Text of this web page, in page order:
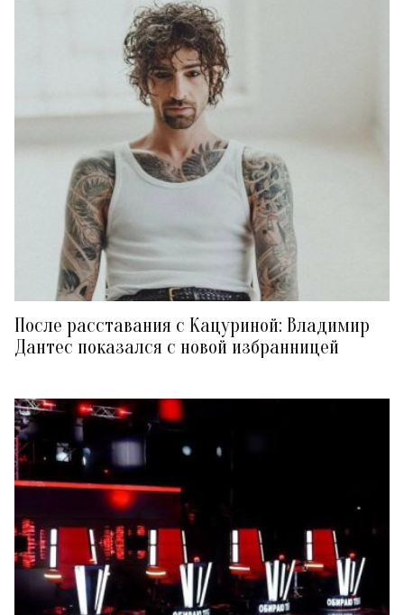
После расставания с Кацуриной: Владимир
Дантес показался с новой избранницей